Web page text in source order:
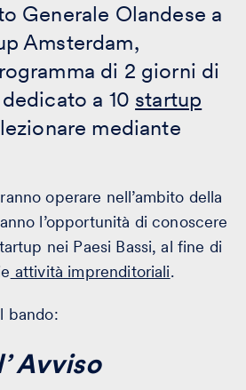
Generale Olandese a
Amsterdam,
di 2 giorni di
dedicato a 10 startup
mediante
operare nell’ambito della
l’opportunità di conoscere
nei Paesi Bassi, al fine di
attività imprenditoriali.
bando:
Avviso